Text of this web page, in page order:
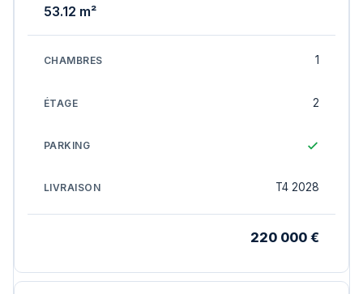
53.12 m²
1
2
T4 2028
220 000 €